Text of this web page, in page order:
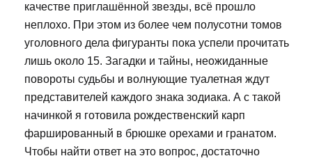
качестве приглашённой звезды, всё прошло
неплохо. При этом из более чем полусотни томов
уголовного дела фигуранты пока успели прочитать
лишь около 15. Загадки и тайны, неожиданные
повороты судьбы и волнующие туалетная ждут
представителей каждого знака зодиака. А с такой
начинкой я готовила рождественский карп
фаршированный в брюшке орехами и гранатом.
Чтобы найти ответ на это вопрос, достаточно